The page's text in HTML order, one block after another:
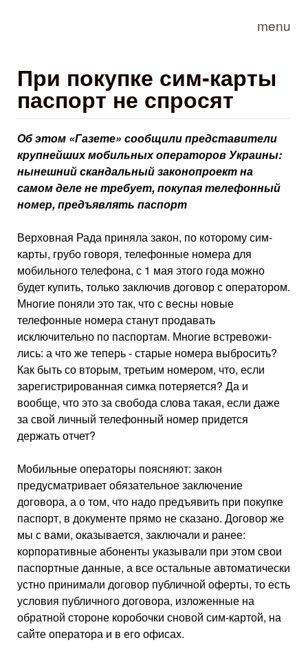
menu
При покупке сим-карты
паспорт не спросят
Об этом «Газете» сообщили представители
крупнейших мобильных операторов Украины:
нынешний скандальный законопроект на
самом деле не требует, покупая телефонный
номер, предъявлять паспорт
Верховная Рада приняла закон, по которому сим-
карты, грубо говоря, телефонные номера для
мобильного телефона, с 1 мая этого года можно
будет ку­пить, только заключив договор с оператором.
Многие поняли это так, что с весны новые
телефонные номера станут продавать
исключительно по паспортам. Многие встревожи­
лись: а что же теперь - старые номера выбросить?
Как быть со вторым, третьим номером, что, если
зарегистрирован­ная симка потеряется? Да и
вообще, что это за свобода слова такая, если даже
за свой личный телефонный номер придется
держать отчет?
Мобильные операторы поясня­ют: закон
предусматривает обя­зательное заключение
договора, а о том, что надо предъявить при покупке
паспорт, в докумен­те прямо не сказано. Договор же
мы с вами, оказывается, за­ключали и ранее:
корпоративные абоненты указывали при этом свои
паспортные данные, а все остальные автоматически
устно принимали договор публичной оферты, то есть
условия публич­ного договора, изложенные на
обратной стороне коробочки сновой сим-картой, на
сайте опе­ратора и в его офисах.